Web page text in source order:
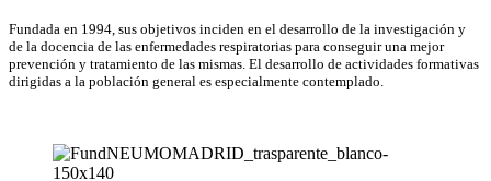
Fundada en 1994, sus objetivos inciden en el desarrollo de la investigación y
de la docencia de las enfermedades respiratorias para conseguir una mejor
prevención y tratamiento de las mismas. El desarrollo de actividades formativas
dirigidas a la población general es especialmente contemplado.